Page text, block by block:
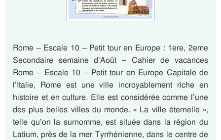
Rome – Escale 10 – Petit tour en Europe : 1ere, 2eme
Secondaire semaine d’Août – Cahier de vacances
Rome – Escale 10 – Petit tour en Europe Capitale de
l’Italie, Rome est une ville incroyablement riche en
histoire et en culture. Elle est considérée comme l’une
des plus belles villes du monde. « La ville éternelle »,
telle qu’on la surnomme, est située dans la région du
Latium, près de la mer Tyrrhénienne, dans le centre de